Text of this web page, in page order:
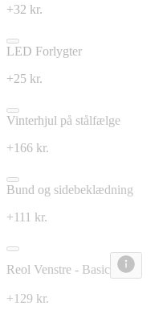
+32 kr.
LED Forlygter
+25 kr.
Vinterhjul på stålfælge
+166 kr.
Bund og sidebeklædning
+111 kr.
Reol Venstre - Basic
+129 kr.